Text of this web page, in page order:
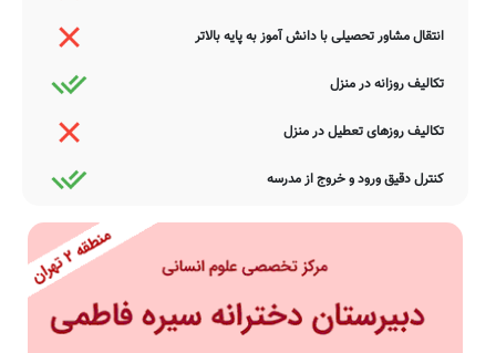
انتقال مشاور تحصیلی با دانش آموز به پایه بالاتر
تکالیف روزانه در منزل
تکالیف روزهای تعطیل در منزل
کنترل دقیق ورود و خروج از مدرسه